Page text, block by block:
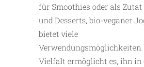
für Smoothies oder als
und Desserts, bio-veganer
bietet viele
Verwendungsmöglichkeiten.
Vielfalt ermöglicht es, ihn in